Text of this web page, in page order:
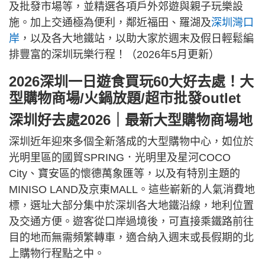
及批發市場等，並精選各項戶外郊遊與親子玩樂設
施。加上交通極為便利，鄰近福田、羅湖及深圳灣口
岸 ，以及各大地鐵站，以助大家於週末及假日輕鬆編
排豐富的深圳玩樂行程！（2026年5月更新）
2026深圳一日遊食買玩60大好去處！大
型購物商場/火鍋放題/超市批發outlet
深圳好去處2026｜最新大型購物商場地
深圳近年迎來多個全新落成的大型購物中心，如位於
光明里區的國貿SPRING．光明里及星河COCO
City、寶安區的懷德萬象匯等，以及有特別主題的
MINISO LAND及京東MALL。這些嶄新的人氣消費地
標，選址大部分集中於深圳各大地鐵沿線，地利位置
及交通方便。遊客從口岸過境後，可直接乘鐵路前往
目的地而無需頻繁轉車，適合納入週末或長假期的北
上購物行程點之中。